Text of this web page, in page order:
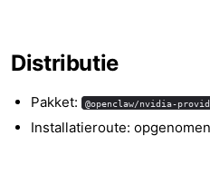
Distributie
Pakket: @openclaw/nvidia-
Installatieroute: